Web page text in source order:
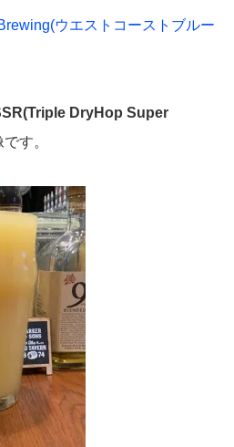
ウエストコーストブルー
DryHop Super
す。